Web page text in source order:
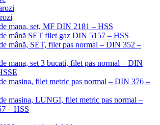
mana, set, MF DIN 2181 – HSS
mână SET filet gaz DIN 5157 – HSS
mână, SET, filet pas normal – DIN 352 –
mana, set 3 bucati, filet pas normal – DIN
masina, filet metric pas normal – DIN 376 –
masina, LUNGI, filet metric pas normal –
– HSS